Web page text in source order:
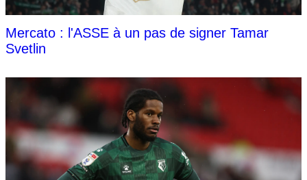
Mercato : l'ASSE à un pas de signer Tamar
Svetlin